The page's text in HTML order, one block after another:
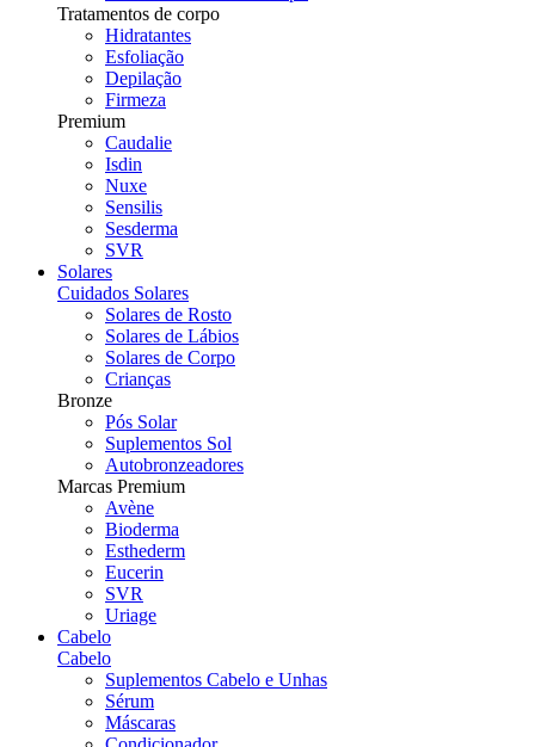
Tratamentos de corpo
Hidratantes
Esfoliação
Depilação
Firmeza
Premium
Caudalie
Isdin
Nuxe
Sensilis
Sesderma
SVR
Solares
Cuidados Solares
Solares de Rosto
Solares de Lábios
Solares de Corpo
Crianças
Bronze
Pós Solar
Suplementos Sol
Autobronzeadores
Marcas Premium
Avène
Bioderma
Esthederm
Eucerin
SVR
Uriage
Cabelo
Cabelo
Suplementos Cabelo e Unhas
Sérum
Máscaras